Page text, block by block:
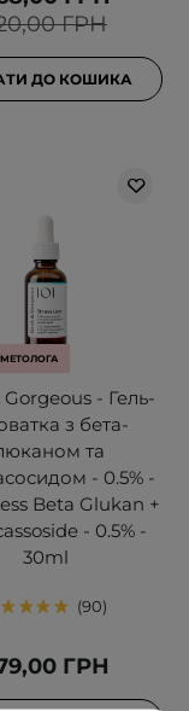
ГРН
ДО КОШИКА
Gorgeous - Гель-
з бета-
та
- 0.5% -
Beta Glukan +
- 0.5% -
30ml
90
ГРН